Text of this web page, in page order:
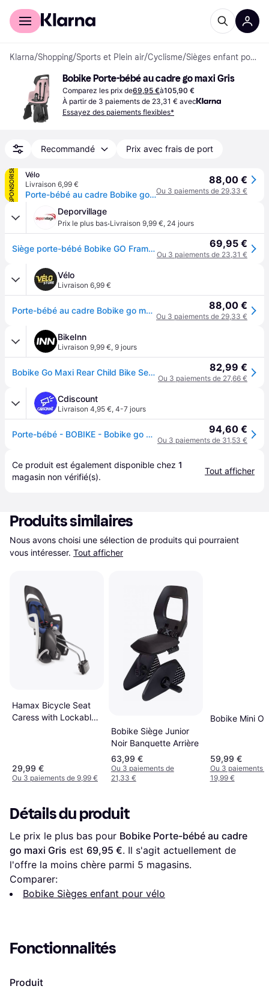
Acheter avec Klarna
Klarna/Shopping/Sports et Plein air/Cyclisme/ Sièges enfant pour vélo
Bobike Porte-bébé au cadre go maxi Gris
Comparez les prix de69,95 €à105,90 €
À partir de 3 paiements de 23,31 € avec
Essayez des paiements flexibles*
Recommandé Prix avec frais de port
SPONSORISÉ
Vélo
Livraison 6,99 €
Porte-bébé au cadre Bobike go maxi - Gris
88,00 €
Ou 3 paiements de 29,33 €
Deporvillage
Prix le plus bas·Livraison 9,99 €, 24 jours
Siège porte-bébé Bobike GO Frames vert clair - Yellow 69,95 €
Ou 3 paiements de 23,31 €
Vélo
Livraison 6,99 €
Porte-bébé au cadre Bobike go maxi - Gris 88,00 €
Ou 3 paiements de 29,33 €
BikeInn
Livraison 9,99 €, 9 jours
Bobike Go Maxi Rear Child Bike Seat Beige,Noir Max 22 kg Garçon 82,99 €
Ou 3 paiements de 27,66 €
Cdiscount
Livraison 4,95 €, 4-7 jours
Porte-bébé - BOBIKE - Bobike go maxi - Vert - Jusquà 22 kg - Protection intégrale des pieds 94,60 €
Ou 3 paiements de 31,53 €
Ce produit est également disponible chez 1
magasin non vérifié(s).
Tout afficher
Produits similaires
Nous avons choisi une sélection de produits qui pourraient
vous intéresser. Tout afficher
Hamax Bicycle Seat
Caress with Lockable
29,99 €
Ou 3 paiements de 9,99 €
Bobike Siège Junior
Noir Banquette Arrière
63,99 €
Ou 3 paiements de
21,33 €
Bobike Mini
59,99 €
Ou 3 paiements
19,99 €
Détails du produit
Le prix le plus bas pour Bobike Porte-bébé au cadre
go maxi Gris est 69,95 €. Il s'agit actuellement de
l'offre la moins chère parmi 5 magasins.
Comparer:
Bobike Sièges enfant pour vélo
Fonctionnalités
Produit